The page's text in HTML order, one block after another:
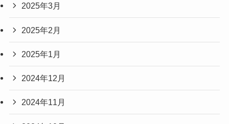
2025年3月
2025年2月
2025年1月
2024年12月
2024年11月